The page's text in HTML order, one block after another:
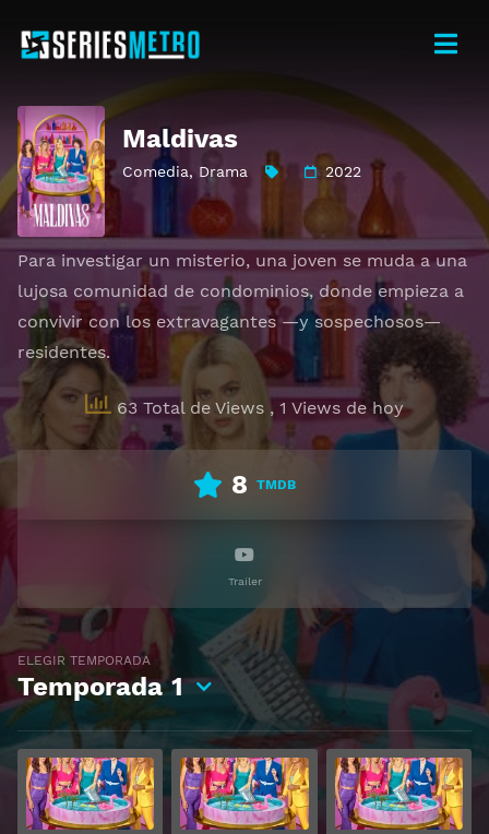
Maldivas
Comedia, Drama 2022
Para investigar un misterio, una joven se muda a una
lujosa comunidad de condominios, donde empieza a
convivir con los extravagantes —y sospechosos—
residentes.
63 Total de Views , 1 Views de hoy
8 TMDB
Trailer
ELEGIR TEMPORADA
Temporada 1
Ver Ver